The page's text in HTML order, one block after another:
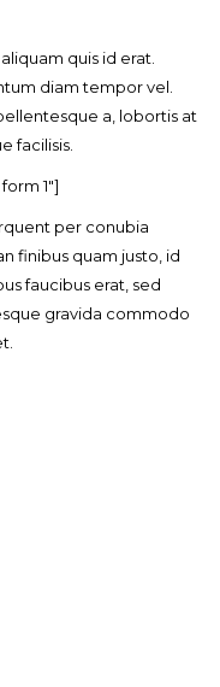
quis id erat.
diam tempor vel.
a, lobortis at
facilisis.
1″]
per conubia
finibus quam justo, id
faucibus erat, sed
gravida commodo